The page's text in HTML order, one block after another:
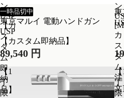
ン
USP
【カ
ス
タ
ム
即
納
品】
一時品切中
東京マルイ 電動ハンドガン
USP
【カスタム即納品】
89,540 円
ン
カ
ス
タ
ム
注
文
東
【1
丁
限
【
丁
限